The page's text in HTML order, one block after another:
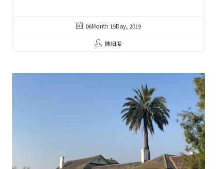
06Month 19Day, 2019
陳細潔